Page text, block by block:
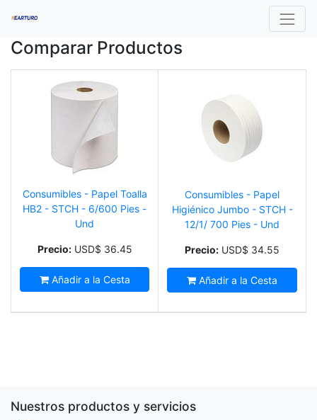
Comparar Productos
Consumibles - Papel Toalla
HB2 - STCH - 6/600 Pies -
Und
Precio: USD$ 36.45
Añadir a la Cesta
Consumibles - Papel
Higiénico Jumbo - STCH -
12/1/ 700 Pies - Und
Precio: USD$ 34.55
Añadir a la Cesta
Nuestros productos y servicios